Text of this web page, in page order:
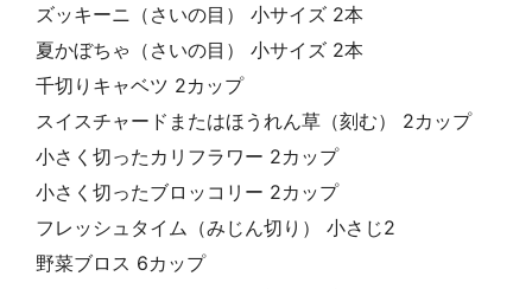
ズッキーニ（さいの目） 小サイズ 2本
夏かぼちゃ（さいの目） 小サイズ 2本
千切りキャベツ 2カップ
スイスチャードまたはほうれん草（刻む） 2カップ
小さく切ったカリフラワー 2カップ
小さく切ったブロッコリー 2カップ
フレッシュタイム（みじん切り） 小さじ2
野菜ブロス 6カップ